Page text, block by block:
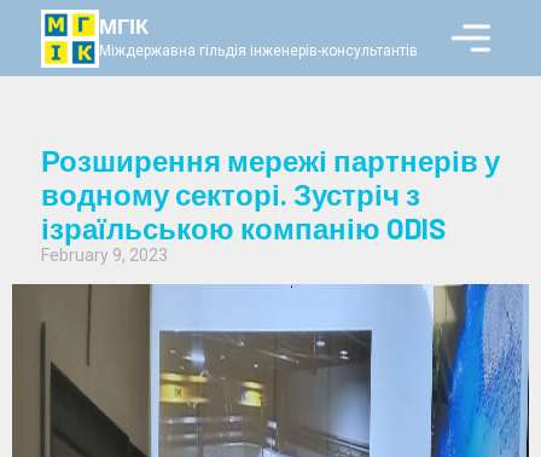
МГІК
Міждержавна гільдія інженерів-консультантів
Розширення мережі партнерів у
водному секторі. Зустріч з
ізраїльською компанію ODIS
February 9, 2023